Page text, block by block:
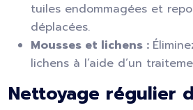
tuiles endommagées et
déplacées.
Mousses et lichens :
lichens à l’aide d’un
Nettoyage régulier